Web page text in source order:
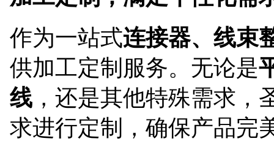
作为一站式连接器、线束
供加工定制服务。无论是
线 ，还是其他特殊需求
求进行定制，确保产品完